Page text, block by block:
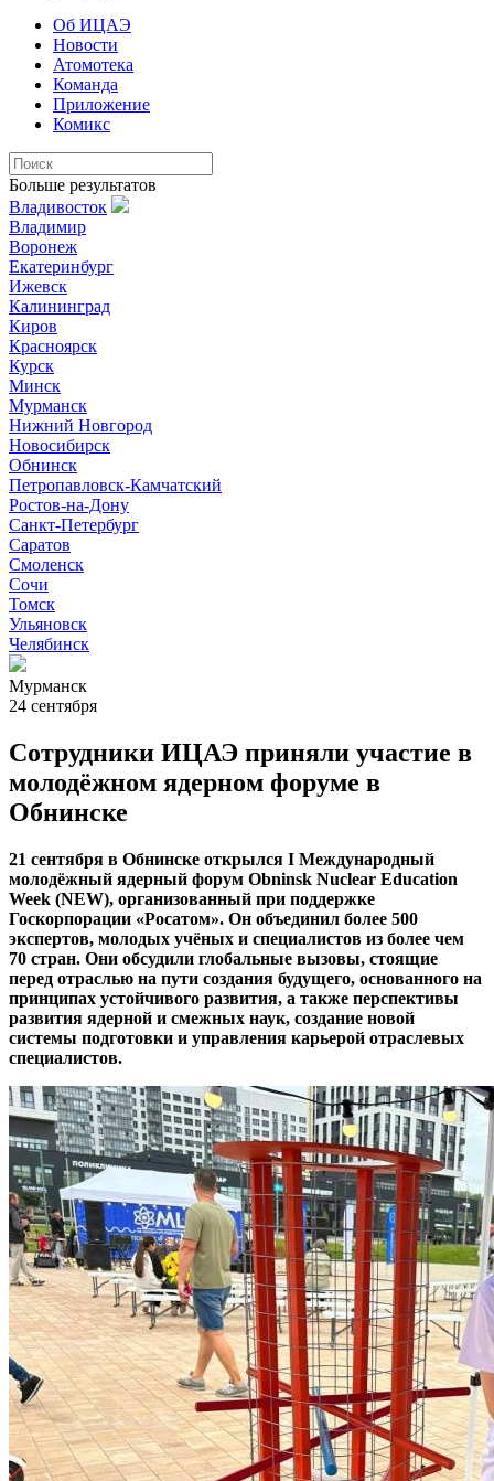
Об ИЦАЭ
Новости
Атомотека
Команда
Приложение
Комикс
Больше результатов
Владивосток
Владимир
Воронеж
Екатеринбург
Ижевск
Калининград
Киров
Красноярск
Курск
Минск
Мурманск
Нижний Новгород
Новосибирск
Обнинск
Петропавловск-Камчатский
Ростов-на-Дону
Санкт-Петербург
Саратов
Смоленск
Сочи
Томск
Ульяновск
Челябинск
Мурманск
24 сентября
Сотрудники ИЦАЭ приняли участие в
молодёжном ядерном форуме в
Обнинске
21 сентября в Обнинске открылся I Международный
молодёжный ядерный форум Obninsk Nuclear Education
Week (NEW), организованный при поддержке
Госкорпорации «Росатом». Он объединил более 500
экспертов, молодых учёных и специалистов из более чем
70 стран. Они обсудили глобальные вызовы, стоящие
перед отраслью на пути создания будущего, основанного на
принципах устойчивого развития, а также перспективы
развития ядерной и смежных наук, создание новой
системы подготовки и управления карьерой отраслевых
специалистов.